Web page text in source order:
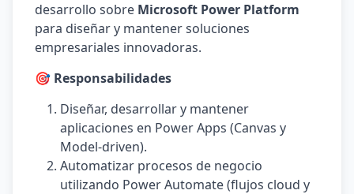
desarrollo sobre Microsoft Power Platform
para diseñar y mantener soluciones
empresariales innovadoras.
🎯 Responsabilidades
Diseñar, desarrollar y mantener
aplicaciones en Power Apps (Canvas y
Model-driven).
Automatizar procesos de negocio
utilizando Power Automate (flujos cloud y